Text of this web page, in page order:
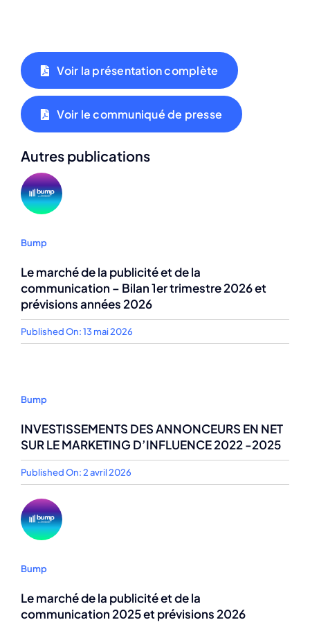
Voir la présentation complète
Voir le communiqué de presse
Autres publications
Bump
Le marché de la publicité et de la
communication – Bilan 1er trimestre 2026 et
prévisions années 2026
Published On: 13 mai 2026
Bump
INVESTISSEMENTS DES ANNONCEURS EN NET
SUR LE MARKETING D’INFLUENCE 2022 -2025
Published On: 2 avril 2026
Bump
Le marché de la publicité et de la
communication 2025 et prévisions 2026